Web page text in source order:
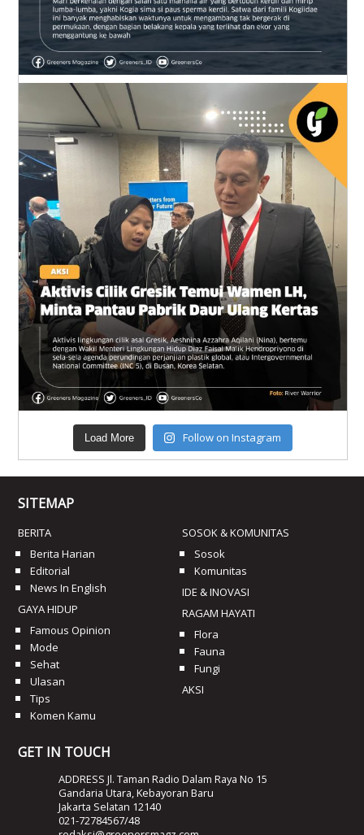
Load More Follow on Instagram
SITEMAP
BERITA
Berita Harian
Editorial
News In English
GAYA HIDUP
Famous Opinion
Mode
Sehat
Ulasan
Tips
Komen Kamu
SOSOK & KOMUNITAS
Sosok
Komunitas
IDE & INOVASI
RAGAM HAYATI
Flora
Fauna
Fungi
AKSI
GET IN TOUCH
ADDRESS Jl. Taman Radio Dalam Raya No 15
Gandaria Utara, Kebayoran Baru
Jakarta Selatan 12140
021-72784567/48